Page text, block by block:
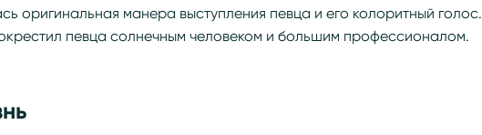
оригинальная манера выступления певца и его колоритный голос.
певца солнечным человеком и большим профессионалом.